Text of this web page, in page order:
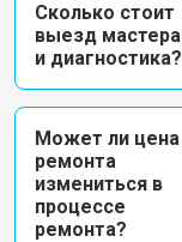
Сколько стоит
выезд мастера
и диагностика?
Может ли цена
ремонта
измениться в
процессе
ремонта?